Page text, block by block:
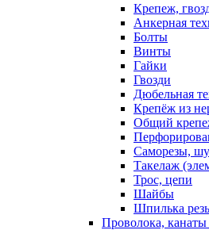
Крепеж,
Анкерная
Болты
Винты
Гайки
Гвозди
Дюбельная
Крепёж из
Общий
Саморезы,
Такелаж
Трос, цепи
Шайбы
Шпилька
Проволока, канаты